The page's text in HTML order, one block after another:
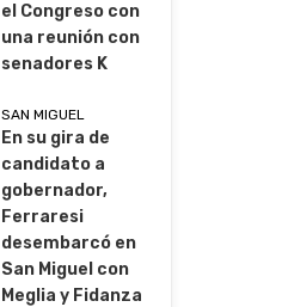
el Congreso con
una reunión con
senadores K
SAN MIGUEL
En su gira de
candidato a
gobernador,
Ferraresi
desembarcó en
San Miguel con
Meglia y Fidanza